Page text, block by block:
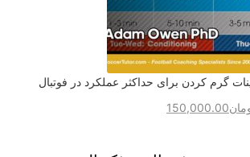
گرم کردن برای حداکثر عملکرد در فوتبال
150,000.00